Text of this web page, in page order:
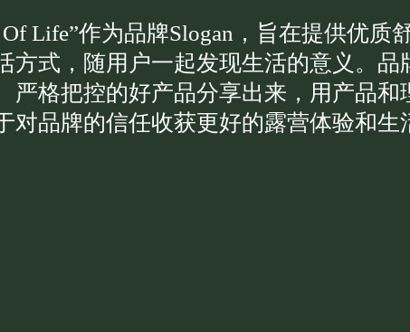
Life”作为品牌Slogan，旨在提供优质
方式，随用户一起发现生活的意义。品
严格把控的好产品分享出来，用产品
对品牌的信任收获更好的露营体验和生